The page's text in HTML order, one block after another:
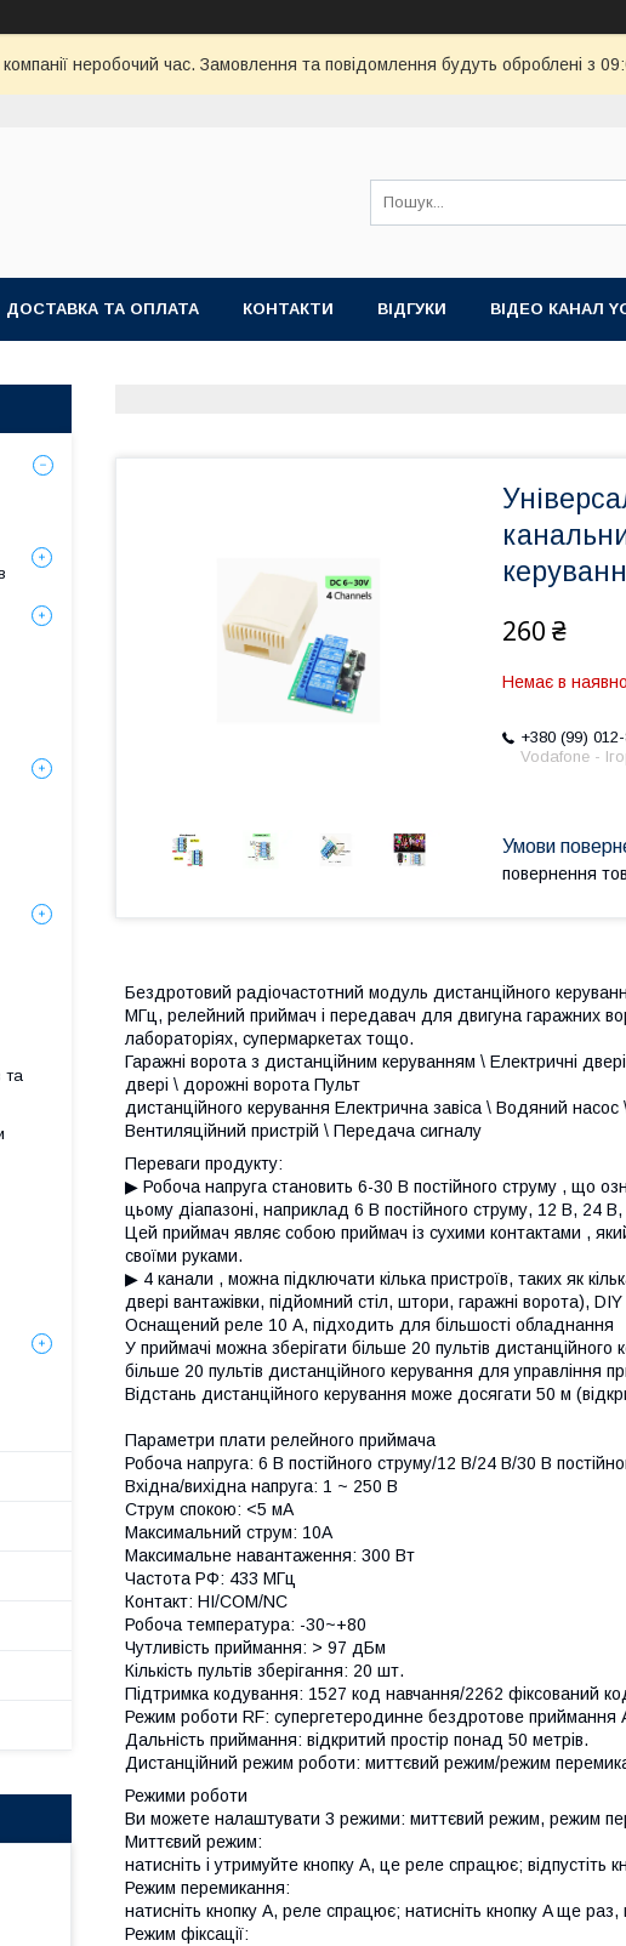
неробочий час. Замовлення та повідомлення будуть оброблені з
ДОСТАВКА ТА ОПЛАТА КОНТАКТИ ВІДГУКИ ВІДЕО КАНАЛ
260 ₴
Немає в
+380 (99)
Vodafone -
повернення
Бездротовий радіочастотний модуль дистанційного
МГц, релейний приймач і передавач для двигуна гаражних
лабораторіях, супермаркетах тощо.
Гаражні ворота з дистанційним керуванням \ Електричні
двері \ дорожні ворота Пульт
дистанційного керування Електрична завіса \ Водяний
Вентиляційний пристрій \ Передача сигналу
Переваги продукту:
▶ Робоча напруга становить 6-30 В постійного струму , що
цьому діапазоні, наприклад 6 В постійного струму, 12 В, 24 В,
Цей приймач являє собою приймач із сухими контактами ,
своїми руками.
▶ 4 канали , можна підключати кілька пристроїв, таких як
двері вантажівки, підйомний стіл, штори, гаражні ворота), DIY
Оснащений реле 10 А, підходить для більшості обладнання
У приймачі можна зберігати більше 20 пультів
більше 20 пультів дистанційного керування для управління
Відстань дистанційного керування може досягати 50 м
Параметри плати релейного приймача
Робоча напруга: 6 В постійного струму/12 В/24 В/30 В
Вхідна/вихідна напруга: 1 ~ 250 В
Струм спокою: <5 мА
Максимальний струм: 10А
Максимальне навантаження: 300 Вт
Частота РФ: 433 МГц
Контакт: НІ/COM/NC
Робоча температура: -30~+80
Чутливість приймання: > 97 дБм
Кількість пультів зберігання: 20 шт.
Підтримка кодування: 1527 код навчання/2262 фіксований
Режим роботи RF: супергетеродинне бездротове приймання
Дальність приймання: відкритий простір понад 50 метрів.
Дистанційний режим роботи: миттєвий режим/режим
Режими роботи
Ви можете налаштувати 3 режими: миттєвий режим, режим
Миттєвий режим:
натисніть і утримуйте кнопку A, це реле спрацює; відпустіть
Режим перемикання:
натисніть кнопку A, реле спрацює; натисніть кнопку A ще
Режим фіксації:
та